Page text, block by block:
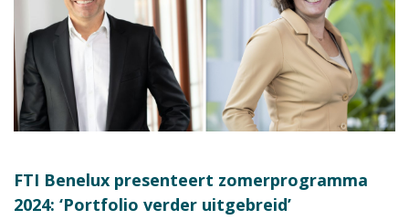
FTI Benelux presenteert zomerprogramma
2024: ‘Portfolio verder uitgebreid’